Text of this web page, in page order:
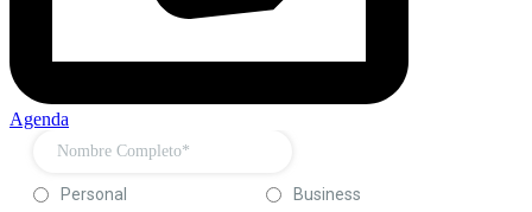
Agenda